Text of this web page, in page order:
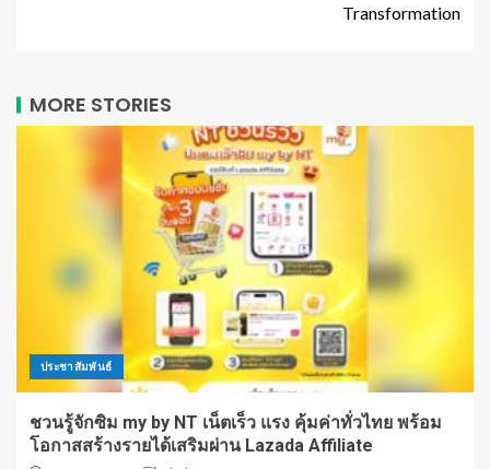
Transformation
MORE STORIES
ประชาสัมพันธ์
ชวนรู้จักซิม my by NT เน็ตเร็ว แรง คุ้มค่าทั่วไทย พร้อม
โอกาสสร้างรายได้เสริมผ่าน Lazada Affiliate